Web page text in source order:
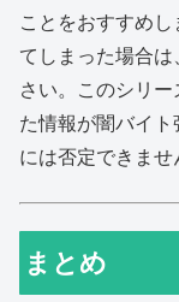
ことをおすすめ
てしまった場合
さい。このシリ
た情報が闇バイ
には否定できませ
まとめ